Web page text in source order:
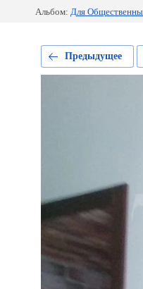
Альбом: Для
Предыдущее